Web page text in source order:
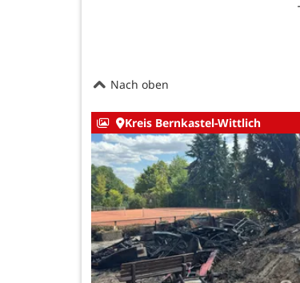
Nach oben
Kreis Bernkastel-Wittlich